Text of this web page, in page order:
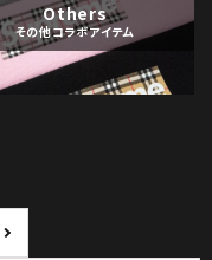
Others
その他コラボアイテム